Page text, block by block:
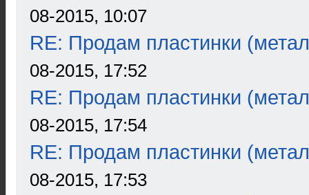
08-2015, 10:07
RE: Продам пластинки
08-2015, 17:52
RE: Продам пластинки
08-2015, 17:54
RE: Продам пластинки
08-2015, 17:53